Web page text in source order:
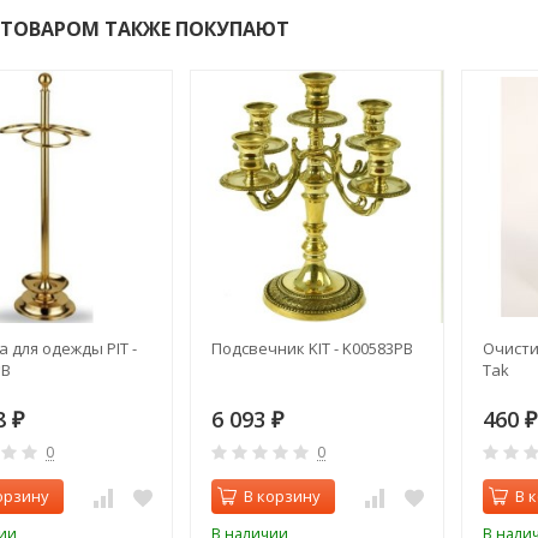
ТАКЖЕ ПОКУПАЮТ
для одежды PIT -
₽
0
Подсвечник KIT - K00583PB
6 093 ₽
0
В корзину
В наличии
Tak
460 ₽
В
В